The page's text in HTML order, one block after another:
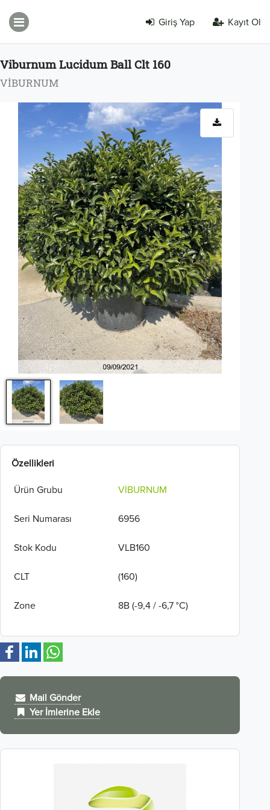
Giriş Yap Kayıt Ol
Viburnum Lucidum Ball Clt 160
VİBURNUM
Özellikleri
Ürün Grubu VİBURNUM
Seri Numarası 6956
Stok Kodu VLB160
CLT (160)
Zone 8B (-9,4 / -6,7 °C)
Mail Gönder
Yer İmlerine Ekle